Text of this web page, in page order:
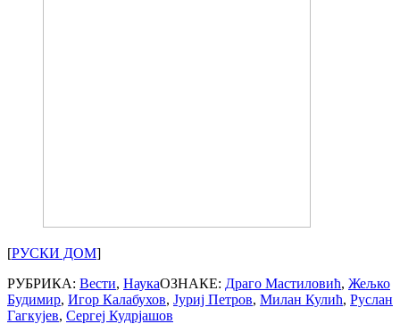
[РУСКИ ДОМ]
РУБРИКА: Вести, НаукаОЗНАКЕ: Драго Мастиловић, Жељко
Будимир, Игор Калабухов, Јуриј Петров, Милан Кулић, Руслан
Гагкујев, Сергеј Кудрјашов